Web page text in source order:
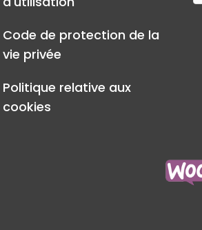
Code de protection de la
vie privée
Politique relative aux
cookies